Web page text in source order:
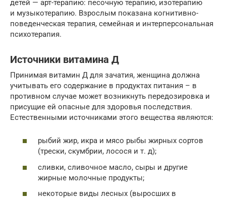
детей — арт-терапию: песочную терапию, изотерапию
и музыкотерапию. Взрослым показана когнитивно-
поведенческая терапия, семейная и интерперсональная
психотерапия.
Источники витамина Д
Принимая витамин Д для зачатия, женщина должна
учитывать его содержание в продуктах питания – в
противном случае может возникнуть передозировка и
присущие ей опасные для здоровья последствия.
Естественными источниками этого вещества являются:
рыбий жир, икра и мясо рыбы жирных сортов
(трески, скумбрии, лосося и т. д);
сливки, сливочное масло, сыры и другие
жирные молочные продукты;
некоторые виды лесных (выросших в